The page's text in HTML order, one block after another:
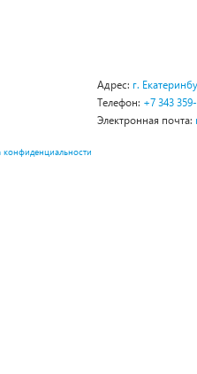
Адрес: г.
Телефон: +7 343
Электронная почта:
конфиденциальности